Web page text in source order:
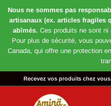
Nous ne sommes pas
artisanaux (ex. articles fragiles
abîmés. Ces produits ne sont
Pour plus de sécurité, vous
Canada, qui offre une protection
Recevez vos produits chez
Magasin